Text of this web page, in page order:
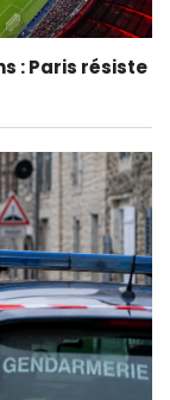
: Paris résiste